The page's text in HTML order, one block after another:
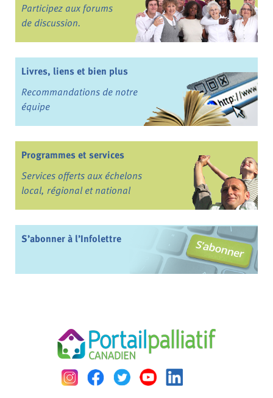
Participez aux forums
de discussion.
Livres, liens et bien plus
Recommandations de notre
équipe
Programmes et services
Services offerts aux échelons
local, régional et national
S’abonner à l’Infolettre